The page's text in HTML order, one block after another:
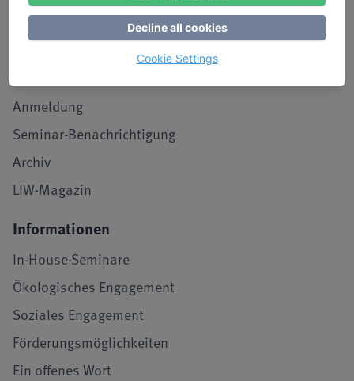
Service
Kontakt, Lob und Kritik
Anmeldung
Seminar-Benachrichtigung
Archiv
LIW-Magazin
Informationen
In-House-Seminare
Ökologisches Engagement
Soziales Engagement
Förderungsmöglichkeiten
Ein offenes Wort
Decline all cookies
Cookie Settings